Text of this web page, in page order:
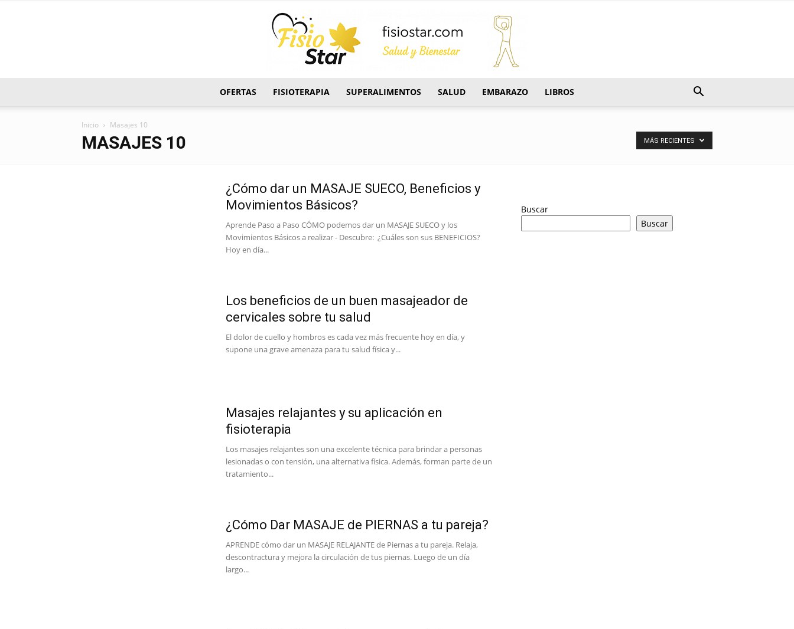
OFERTAS FISIOTERAPIA SUPERALIMENTOS SALUD EMBARAZO LIBROS
Inicio Masajes 10
MASAJES 10 MÁS RECIENTES
¿Cómo dar un MASAJE SUECO, Beneficios y
Movimientos Básicos?
Aprende Paso a Paso CÓMO podemos dar un MASAJE SUECO y los
Movimientos Básicos a realizar - Descubre: ¿Cuáles son sus BENEFICIOS?
Hoy en día...
Los beneficios de un buen masajeador de
cervicales sobre tu salud
El dolor de cuello y hombros es cada vez más frecuente hoy en día, y
supone una grave amenaza para tu salud física y...
Masajes relajantes y su aplicación en
fisioterapia
Los masajes relajantes son una excelente técnica para brindar a personas
lesionadas o con tensión, una alternativa física. Además, forman parte de un
tratamiento...
¿Cómo Dar MASAJE de PIERNAS a tu pareja?
APRENDE cómo dar un MASAJE RELAJANTE de Piernas a tu pareja. Relaja,
descontractura y mejora la circulación de tus piernas. Luego de un día
largo...
Buscar
Buscar